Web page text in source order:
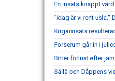
En insats knappt
"Idag är vi rent usla."
Krigarinsats
Forserum går in i
Bitter förlust efter
Säilä och Dåppens